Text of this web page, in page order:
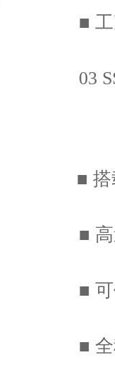
■ 工况
03
■ 搭载
■ 高速
■ 可任
■ 全稀